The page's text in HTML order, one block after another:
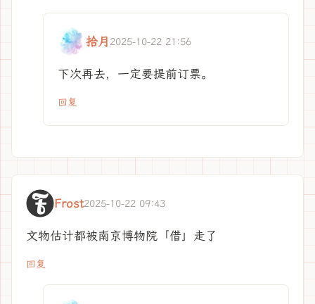
拾月 2025-10-22 21:56
下次再去，一定要提前订票。
回复
Frost2025-10-22 09:43
文物估计都被南京博物院「借」走了
回复